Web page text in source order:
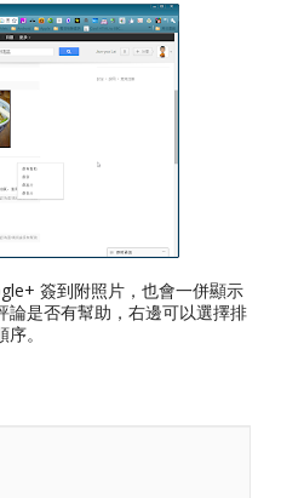
簽到附照片，也會一併顯示
論是否有幫助，右邊可以選擇排
。